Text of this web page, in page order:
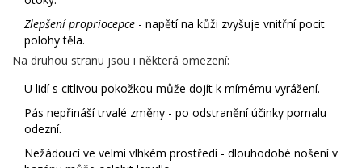
Zlepšení propriocepce - napětí na kůži zvyšuje vnitřní pocit
polohy těla.
Na druhou stranu jsou i některá omezení:
U lidí s citlivou pokožkou může dojít k mírnému vyrážení.
Pás nepřináší trvalé změny - po odstranění účinky pomalu
odezní.
Nežádoucí ve velmi vlhkém prostředí - dlouhodobé nošení v